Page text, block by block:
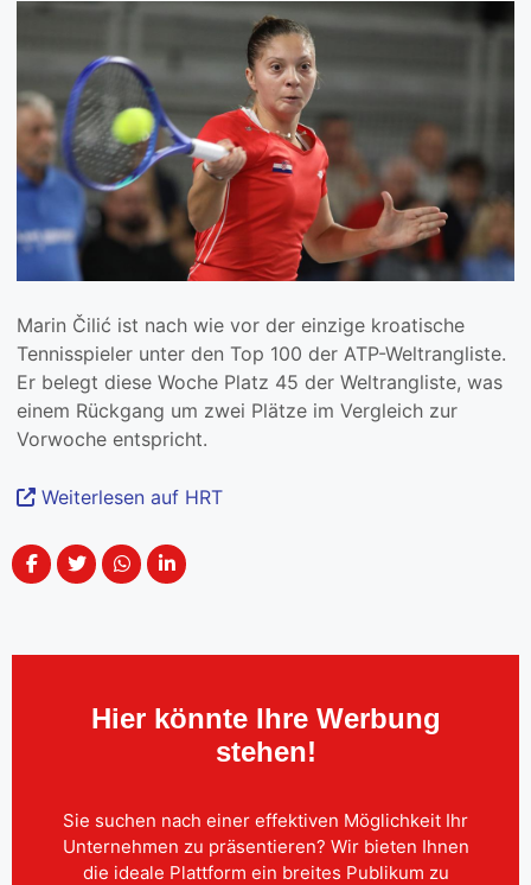
Marin Čilić ist nach wie vor der einzige kroatische
Tennisspieler unter den Top 100 der ATP-Weltrangliste.
Er belegt diese Woche Platz 45 der Weltrangliste, was
einem Rückgang um zwei Plätze im Vergleich zur
Vorwoche entspricht.
Weiterlesen auf HRT
Hier könnte Ihre Werbung
stehen!
Sie suchen nach einer effektiven Möglichkeit Ihr
Unternehmen zu präsentieren? Wir bieten Ihnen
die ideale Plattform ein breites Publikum zu